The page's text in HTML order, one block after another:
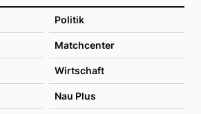
Politik
Matchcenter
Wirtschaft
Nau Plus